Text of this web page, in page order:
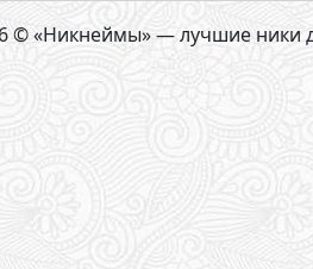
© «Никнеймы» — лучшие ники